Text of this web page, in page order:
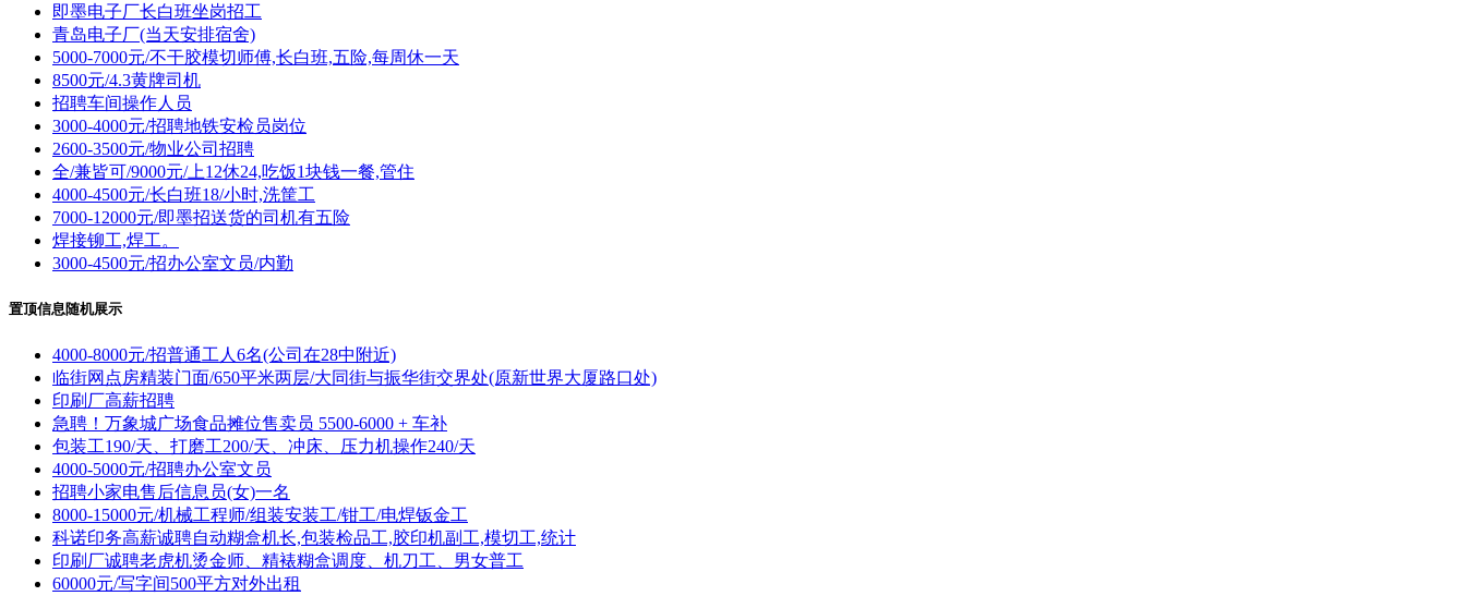
即墨电子厂长白班坐岗招工
青岛电子厂(当天安排宿舍)
5000-7000元/不干胶模切师傅,长白班,五险,每周休一天
8500元/4.3黄牌司机
招聘车间操作人员
3000-4000元/招聘地铁安检员岗位
2600-3500元/物业公司招聘
全/兼皆可/9000元/上12休24,吃饭1块钱一餐,管住
4000-4500元/长白班18/小时,洗筐工
7000-12000元/即墨招送货的司机有五险
焊接铆工,焊工。
3000-4500元/招办公室文员/内勤
置顶信息随机展示
4000-8000元/招普通工人6名(公司在28中附近)
临街网点房精装门面/650平米两层/大同街与振华街交界处(原新世界大厦路口处)
印刷厂高薪招聘
急聘！万象城广场食品摊位售卖员 5500-6000 + 车补
包装工190/天、打磨工200/天、冲床、压力机操作240/天
4000-5000元/招聘办公室文员
招聘小家电售后信息员(女)一名
8000-15000元/机械工程师/组装安装工/钳工/电焊钣金工
科诺印务高薪诚聘自动糊盒机长,包装检品工,胶印机副工,模切工,统计
印刷厂诚聘老虎机烫金师、精裱糊盒调度、机刀工、男女普工
60000元/写字间500平方对外出租